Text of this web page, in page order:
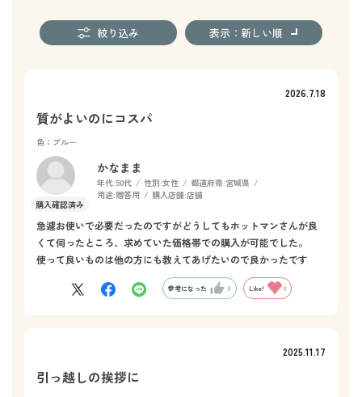
絞り込み 表示：新しい順
2026.7.18
質がよいのにコスパ
色：ブルー
かなまま
年代:50代 性別:女性 都道府県:宮城県
用途:贈答用 購入店舗:店舗
急遽お使いで必要だったのですがどうしてもホットマンさんが良
くて伺ったところ、求めていた価格帯での購入が可能でした。
使って良いものは他の方にも教えてあげたいので良かったです
参考になった 0 Like! 0
2025.11.17
引っ越しの挨拶に